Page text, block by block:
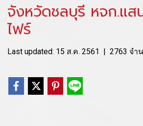
จังหวัดชลบุรี หจก.แ
ไฟร์
Last updated: 15 ส.ค. 2561 | 2763 จำ